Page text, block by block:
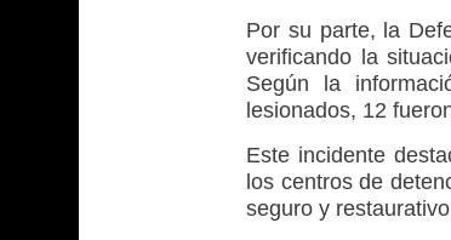
Por su parte, la
verificando la
Según la
lesionados, 12
Este incidente
los centros de
seguro y